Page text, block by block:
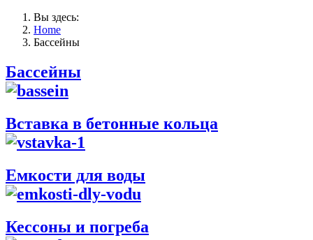
Вы здесь:
Home
Бассейны
Бассейны
Вставка в бетонные кольца
Емкости для воды
Кессоны и погреба